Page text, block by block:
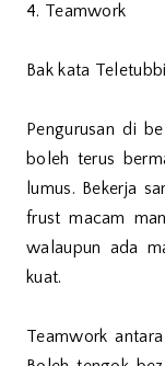
4. Teamwork
Bak kata
Pengurusan di
boleh terus
lumus. Bekerja
frust macam
walaupun ada
kuat.
Teamwork